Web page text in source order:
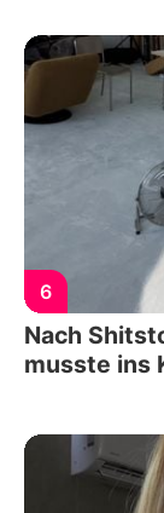
6
Nach
musste ins